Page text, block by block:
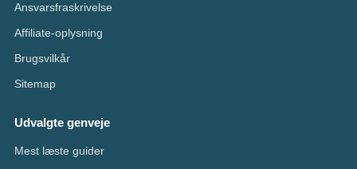
Ansvarsfraskrivelse
Affiliate-oplysning
Brugsvilkår
Sitemap
Udvalgte genveje
Mest læste guider